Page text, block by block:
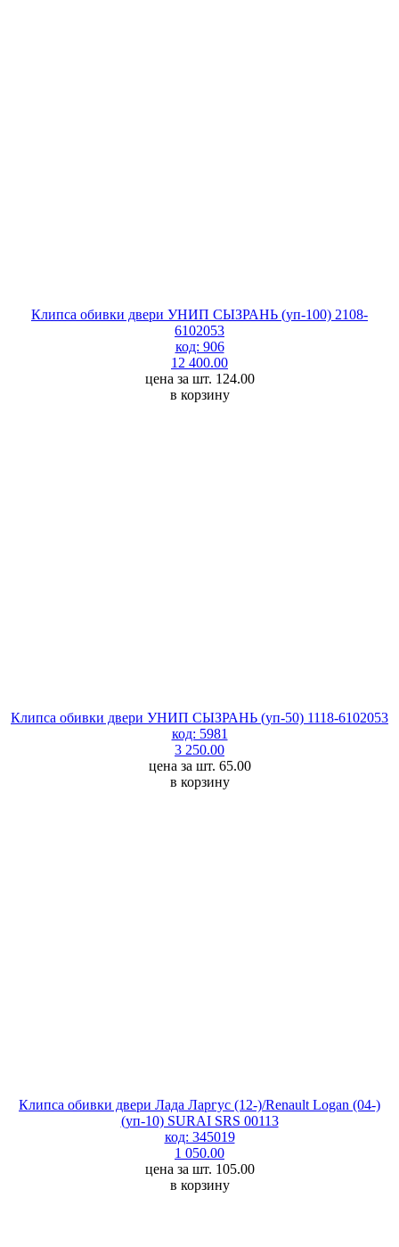
Клипса обивки двери УНИП СЫЗРАНЬ (уп-100) 2108-
6102053
код: 906
12 400.00
цена за шт. 124.00
в корзину
Клипса обивки двери УНИП СЫЗРАНЬ (уп-50) 1118-6102053
код: 5981
3 250.00
цена за шт. 65.00
в корзину
Клипса обивки двери Лада Ларгус (12-)/Renault Logan (04-)
(уп-10) SURAI SRS 00113
код: 345019
1 050.00
цена за шт. 105.00
в корзину